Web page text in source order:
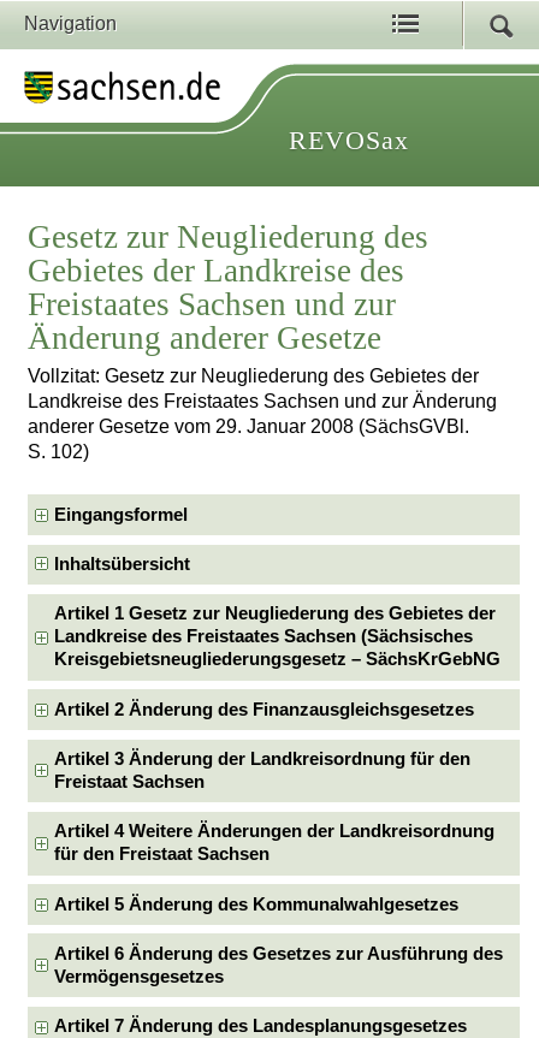
Navigation
REVOSax
Gesetz zur Neugliederung des
Gebietes der Landkreise des
Freistaates Sachsen und zur
Änderung anderer Gesetze
Vollzitat: Gesetz zur Neugliederung des Gebietes der
Landkreise des Freistaates Sachsen und zur Änderung
anderer Gesetze vom 29. Januar 2008 (SächsGVBl.
S. 102)
Eingangsformel
Inhaltsübersicht
Artikel 1 Gesetz zur Neugliederung des Gebietes der
Landkreise des Freistaates Sachsen (Sächsisches
Kreisgebietsneugliederungsgesetz – SächsKrGebNG
Artikel 2 Änderung des Finanzausgleichsgesetzes
Artikel 3 Änderung der Landkreisordnung für den
Freistaat Sachsen
Artikel 4 Weitere Änderungen der Landkreisordnung
für den Freistaat Sachsen
Artikel 5 Änderung des Kommunalwahlgesetzes
Artikel 6 Änderung des Gesetzes zur Ausführung des
Vermögensgesetzes
Artikel 7 Änderung des Landesplanungsgesetzes